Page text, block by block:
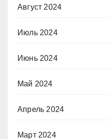
Август 2024
Июль 2024
Июнь 2024
Май 2024
Апрель 2024
Март 2024